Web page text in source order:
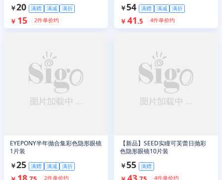
￥20 满赠 满减 满折
￥ 15 2件单价约
￥54 满赠 满减 满折
￥ 41.5 4件单价约
EYEPONY半年抛合集彩色隐形眼镜
1片装
￥25 满赠 满减 满折
2件单价约
【新品】SEED实瞳可芙蕾日抛彩
色隐形眼镜10片装
￥55 满赠
4件单价约